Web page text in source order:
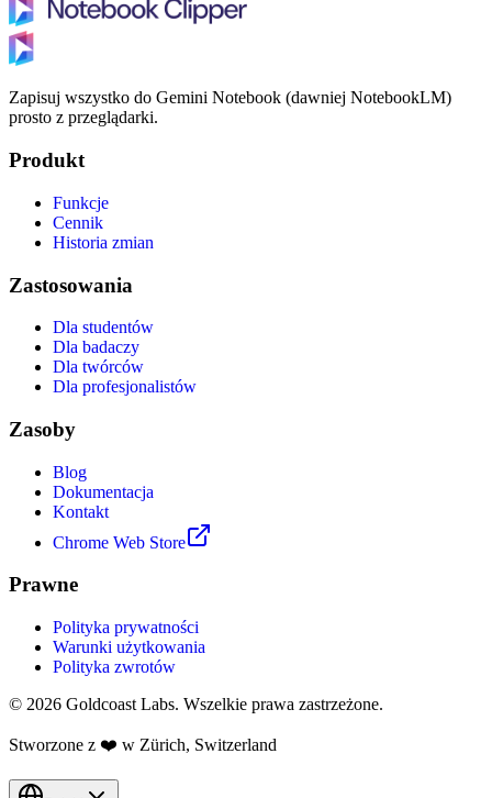
Zapisuj wszystko do Gemini Notebook (dawniej NotebookLM)
prosto z przeglądarki.
Produkt
Funkcje
Cennik
Historia zmian
Zastosowania
Dla studentów
Dla badaczy
Dla twórców
Dla profesjonalistów
Zasoby
Blog
Dokumentacja
Kontakt
Chrome Web Store
Prawne
Polityka prywatności
Warunki użytkowania
Polityka zwrotów
© 2026 Goldcoast Labs. Wszelkie prawa zastrzeżone.
Stworzone z ❤️ w Zürich, Switzerland